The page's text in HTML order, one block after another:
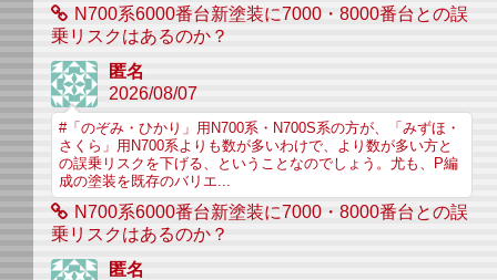
N700系6000番台新塗装に7000・8000番台との誤
乗リスクはあるのか？
匿名
2026/08/07
#「のぞみ・ひかり」用N700系・N700S系の方が、「みずほ・
さくら」用N700系よりも数が多いわけで、より数が多い方と
の誤乗リスクを下げる、ということなのでしょう。尤も、P編
成の塗装を既存のバリエ...
N700系6000番台新塗装に7000・8000番台との誤
乗リスクはあるのか？
匿名